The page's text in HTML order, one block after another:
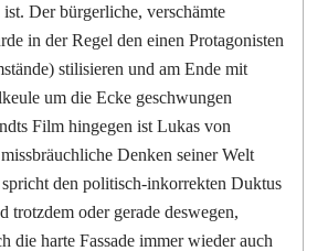
Der bürgerliche, verschämte
in der Regel den einen Protagonisten
stilisieren und am Ende mit
um die Ecke geschwungen
Film hingegen ist Lukas von
Denken seiner Welt
den politisch-inkorrekten Duktus
trotzdem oder gerade deswegen,
die harte Fassade immer wieder auch